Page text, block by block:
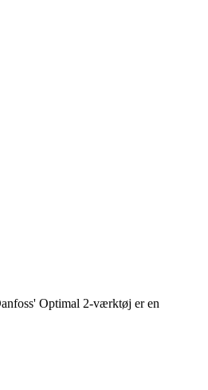
Optimal 2-værktøj er en